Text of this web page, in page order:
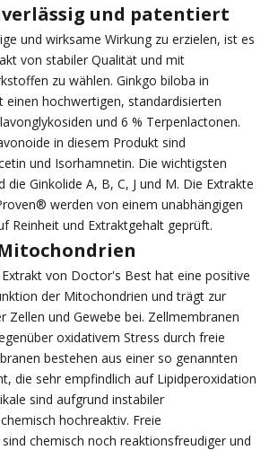
und patentiert
und wirksame Wirkung zu erzielen, ist es
von stabiler Qualität und mit
zu wählen. Ginkgo biloba in
einen hochwertigen, standardisierten
und 6 % Terpenlactonen.
in diesem Produkt sind
und Isorhamnetin. Die wichtigsten
die Ginkolide A, B, C, J und M. Die Extrakte
werden von einem unabhängigen
Reinheit und Extraktgehalt geprüft.
von Doctor's Best hat eine positive
der Mitochondrien und trägt zur
Zellen und Gewebe bei. Zellmembranen
oxidativem Stress durch freie
bestehen aus einer so genannten
die sehr empfindlich auf Lipidperoxidation
sind aufgrund instabiler
hochreaktiv. Freie
chemisch noch reaktionsfreudiger und